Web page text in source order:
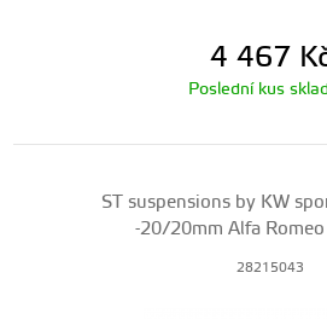
4 467
Poslední kus
ST suspensions by KW
-20/20mm Alfa
28215043